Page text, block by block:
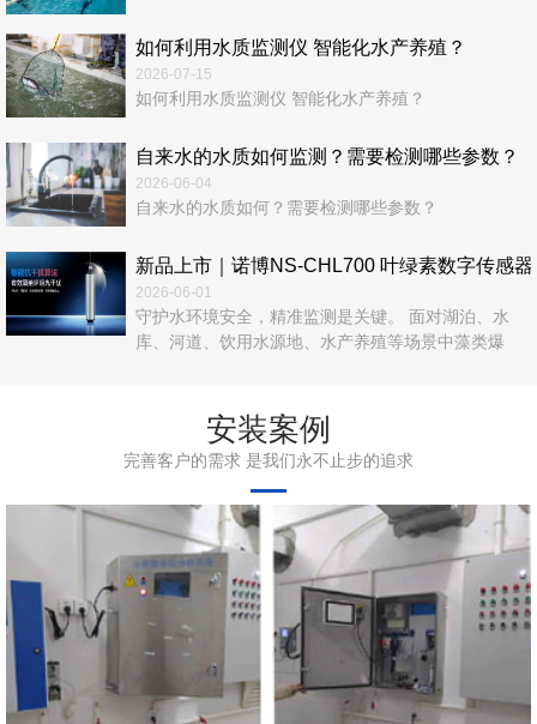
监测...
如何利用水质监测仪 智能化水产养殖？
2026-07-15
如何利用水质监测仪 智能化水产养殖？
自来水的水质如何监测？需要检测哪些参数？
2026-06-04
自来水的水质如何？需要检测哪些参数？
新品上市｜诺博NS‑CHL700 叶绿素数字传感
2026-06-01
守护水环境安全，精准监测是关键。 面对湖泊、水
库、河道、饮用水源地、水产养殖等场景中藻类爆
时在线管控需求。 诺博仪器自主研发，NS‑CHL700
叶绿素数字传感器正式上市！以光学荧光法为核心，
无试剂、无污染、高精度、易集成，为水体叶绿素a在
线监测提供一站式解决方案。 ...
安装案例
完善客户的需求 是我们永不止步的追求